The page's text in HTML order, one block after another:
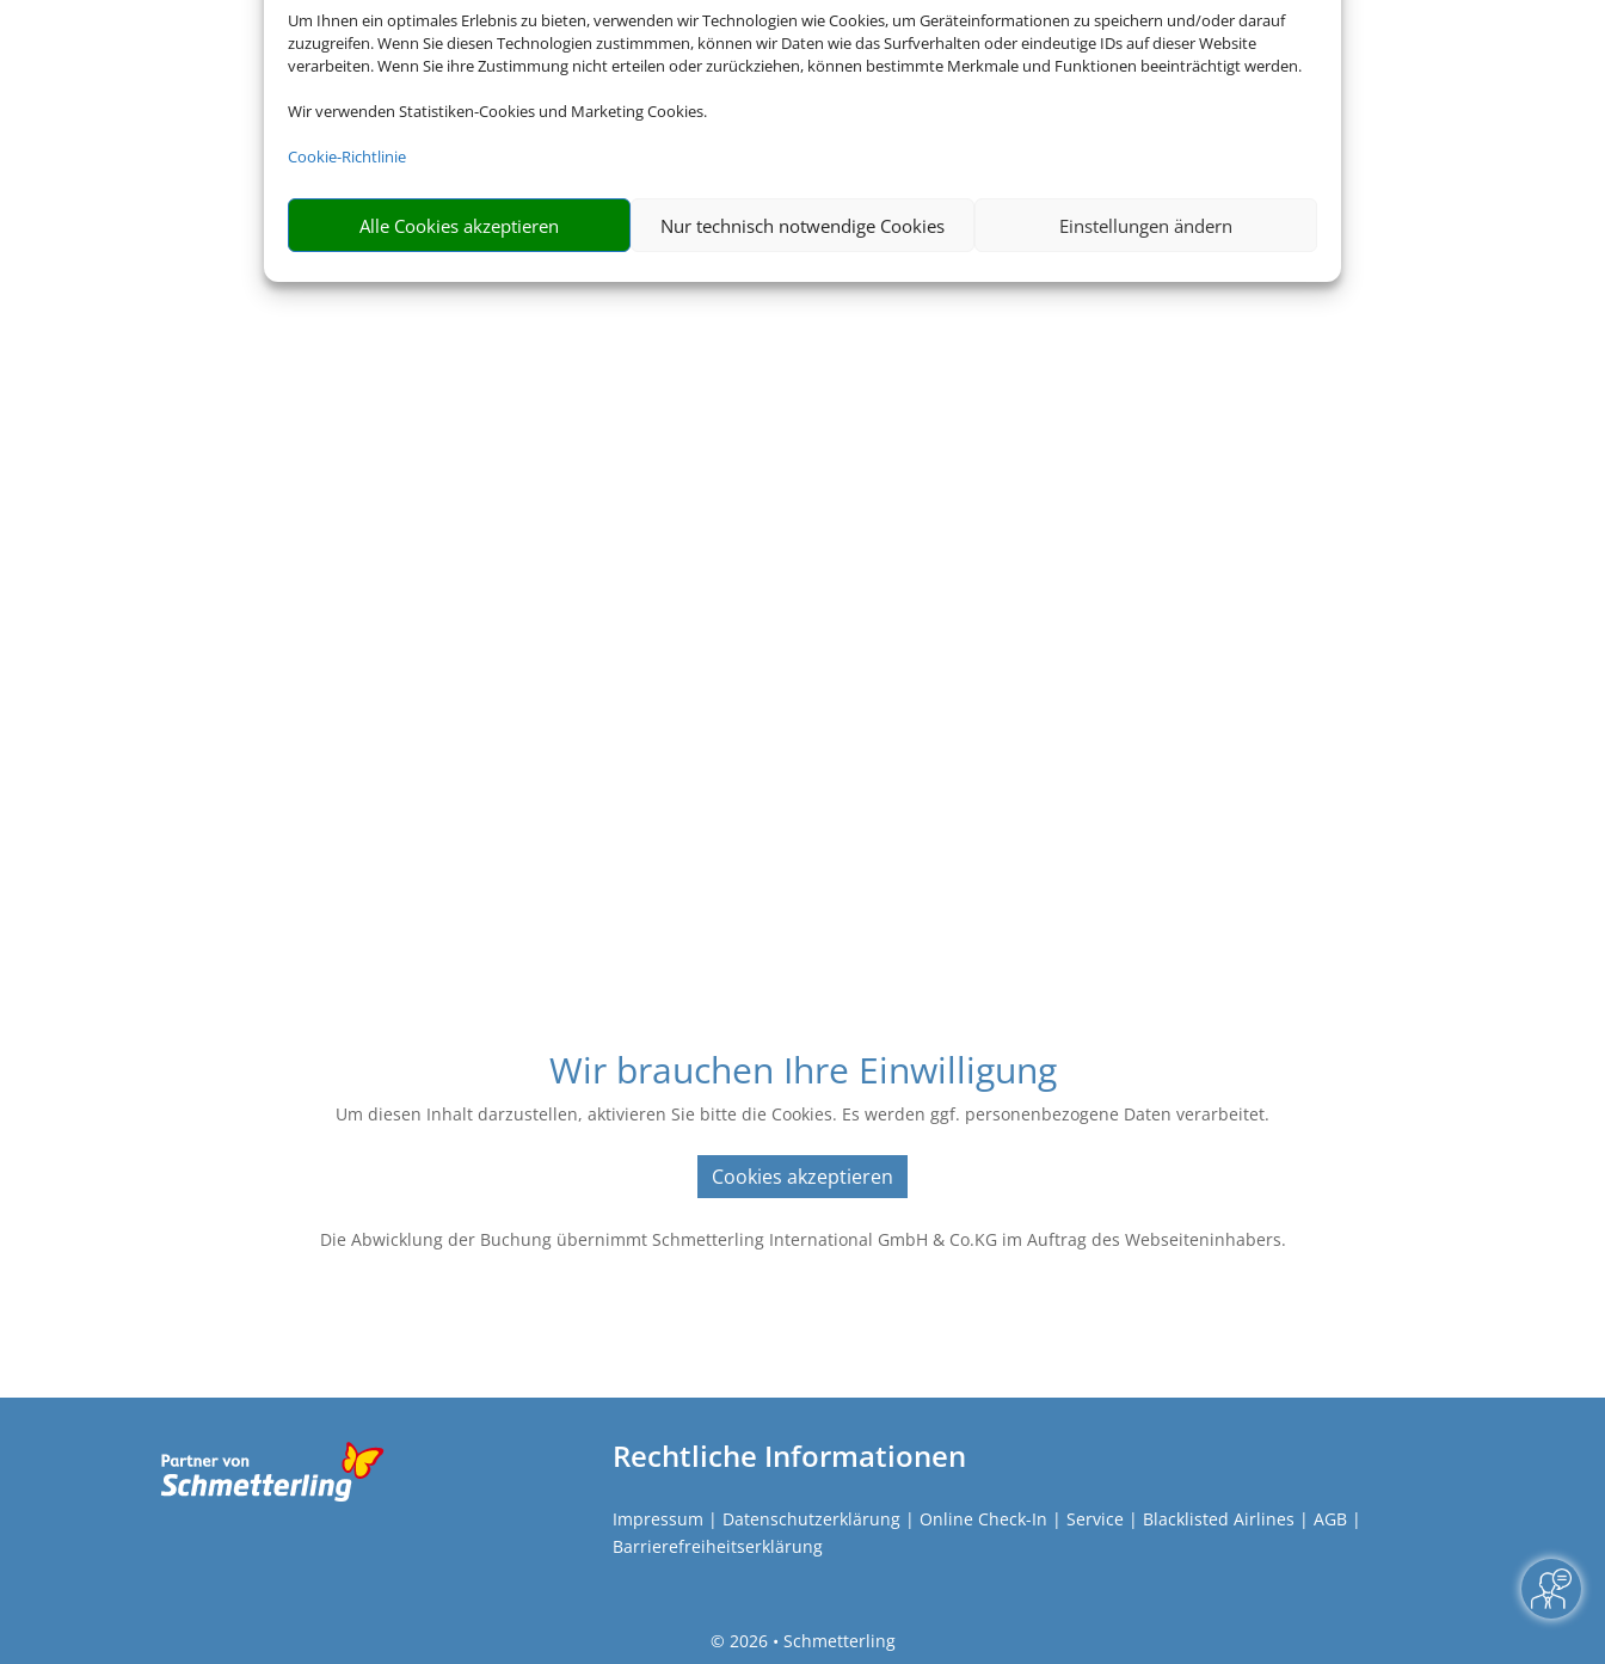
Um Ihnen ein optimales Erlebnis zu bieten, verwenden wir Technologien wie Cookies, um Geräteinformationen zu speichern und/oder darauf
zuzugreifen. Wenn Sie diesen Technologien zustimmmen, können wir Daten wie das Surfverhalten oder eindeutige IDs auf dieser Website
verarbeiten. Wenn Sie ihre Zustimmung nicht erteilen oder zurückziehen, können bestimmte Merkmale und Funktionen beeinträchtigt werden.
Wir verwenden Statistiken-Cookies und Marketing Cookies.
Cookie-Richtlinie
Alle Cookies akzeptieren Nur technisch notwendige Cookies Einstellungen ändern
Wir brauchen Ihre Einwilligung
Um diesen Inhalt darzustellen, aktivieren Sie bitte die Cookies. Es werden ggf. personenbezogene Daten verarbeitet.
Cookies akzeptieren
Die Abwicklung der Buchung übernimmt Schmetterling International GmbH & Co.KG im Auftrag des Webseiteninhabers.
Rechtliche Informationen
Impressum | Datenschutzerklärung| Online Check-In | Service | Blacklisted Airlines | AGB|
Barrierefreiheitserklärung
© 2026 • Schmetterling